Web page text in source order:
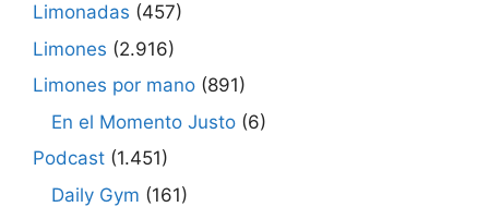
Limonadas (457)
Limones (2.916)
Limones por mano (891)
En el Momento Justo (6)
Podcast (1.451)
Daily Gym (161)